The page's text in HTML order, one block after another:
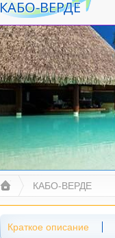
КАБО-ВЕРДЕ
КАБО-ВЕРДЕ
Краткое описание